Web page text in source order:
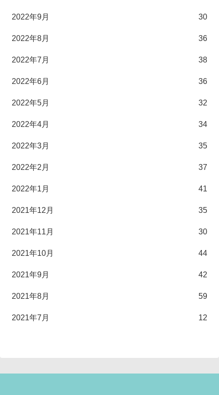
2022年9月 30
2022年8月 36
2022年7月 38
2022年6月 36
2022年5月 32
2022年4月 34
2022年3月 35
2022年2月 37
2022年1月 41
2021年12月 35
2021年11月 30
2021年10月 44
2021年9月 42
2021年8月 59
2021年7月 12